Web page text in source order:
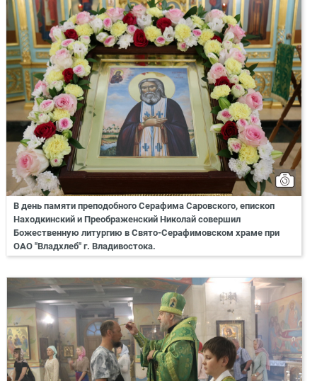
В день памяти преподобного Серафима Саровского, епископ
Находкинский и Преображенский Николай совершил
Божественную литургию в Свято-Серафимовском храме при
ОАО "Владхлеб" г. Владивостока.